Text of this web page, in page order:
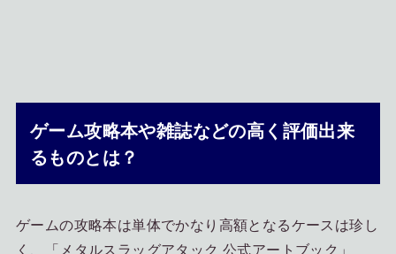
ゲーム攻略本や雑誌などの高く評価出来
るものとは？
ゲームの攻略本は単体でかなり高額となるケースは珍し
く、「メタルスラッグアタック 公式アートブック」